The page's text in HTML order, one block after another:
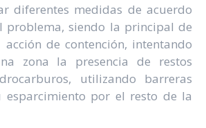
diferentes medidas de acuerdo
problema, siendo la principal de
de contención, intentando
zona la presencia de restos
utilizando barreras
por el resto de la